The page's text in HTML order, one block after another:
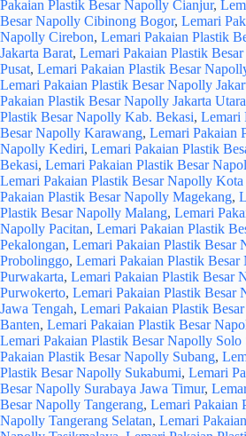
Pakaian Plastik Besar Napolly Cianjur,
Besar Napolly Cibinong Bogor, Lemari
Napolly Cirebon, Lemari Pakaian Plastik
Jakarta Barat, Lemari Pakaian Plastik
Pusat, Lemari Pakaian Plastik Besar
Lemari Pakaian Plastik Besar Napolly
Pakaian Plastik Besar Napolly Jakarta Utara
Plastik Besar Napolly Kab. Bekasi, Lemari
Besar Napolly Karawang, Lemari Pakaian
Napolly Kediri, Lemari Pakaian Plastik
Bekasi, Lemari Pakaian Plastik Besar
Lemari Pakaian Plastik Besar Napolly
Pakaian Plastik Besar Napolly Magekang,
Plastik Besar Napolly Malang, Lemari
Napolly Pacitan, Lemari Pakaian Plastik
Pekalongan, Lemari Pakaian Plastik Besar
Probolinggo, Lemari Pakaian Plastik Besar
Purwakarta, Lemari Pakaian Plastik Besar
Purwokerto, Lemari Pakaian Plastik Besar
Jawa Tengah, Lemari Pakaian Plastik
Banten, Lemari Pakaian Plastik Besar
Lemari Pakaian Plastik Besar Napolly Solo
Pakaian Plastik Besar Napolly Subang,
Plastik Besar Napolly Sukabumi, Lemari
Besar Napolly Surabaya Jawa Timur,
Besar Napolly Tangerang, Lemari Pakaian
Napolly Tangerang Selatan, Lemari